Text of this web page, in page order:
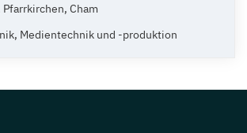
Cham
Medientechnik und -produktion